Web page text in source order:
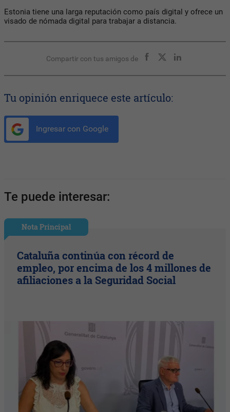
Estonia tiene una larga reputación como país digital y ofrece un
visado de nómada digital para trabajar a distancia.
Compartir con tus amigos de
Tu opinión enriquece este artículo:
Ingresar con Google
Te puede interesar:
Nota Principal
Cataluña continúa con récord de
empleo, por encima de los 4 millones de
afiliaciones a la Seguridad Social